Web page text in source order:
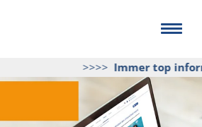
>>>>Immer top